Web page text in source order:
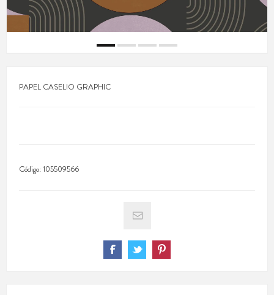
PAPEL CASELIO GRAPHIC
Código:105509566